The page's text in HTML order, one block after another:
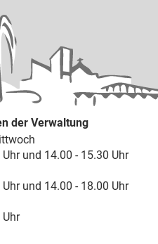
der Verwaltung
und 14.00 - 15.30 Uhr
und 14.00 - 18.00 Uhr